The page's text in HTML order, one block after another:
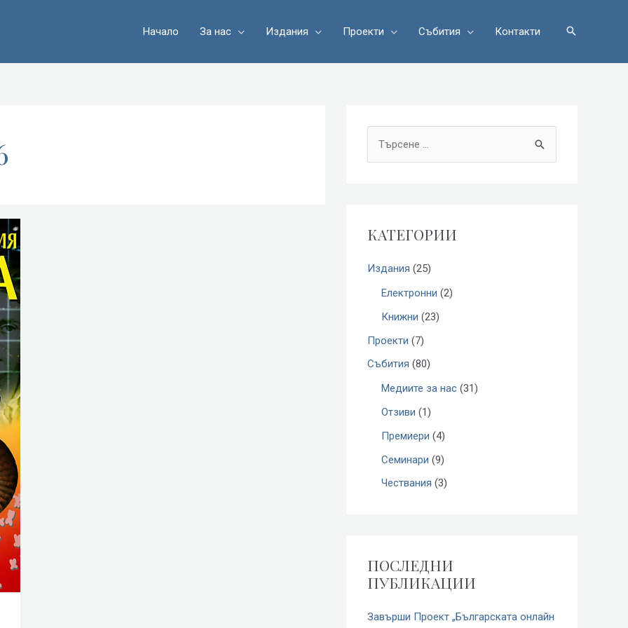
Начало
За нас Издания Проекти Събития Контакти
c
f
:
КАТЕГОРИИ
Издания (25)
Електронни (2)
Книжни (23)
Проекти (7)
Събития (80)
Медиите за нас (31)
Отзиви (1)
Премиери (4)
Семинари (9)
Чествания (3)
ПОСЛЕДНИ
ПУБЛИКАЦИИ
Завърши Проект „Българската онлайн